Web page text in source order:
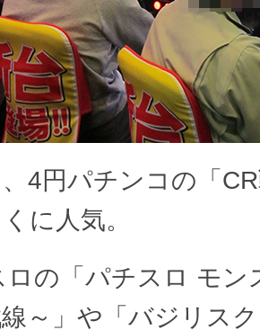
4円パチンコの「
に人気。
ロの「パチスロ モン
～」や「バジリス